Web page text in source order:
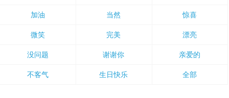
加油 当然 惊喜
微笑 完美 漂亮
没问题 谢谢你 亲爱的
不客气 生日快乐 全部